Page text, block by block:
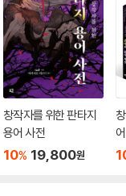
창작자를 위한 판타지
용어 사전
10% 19,800원